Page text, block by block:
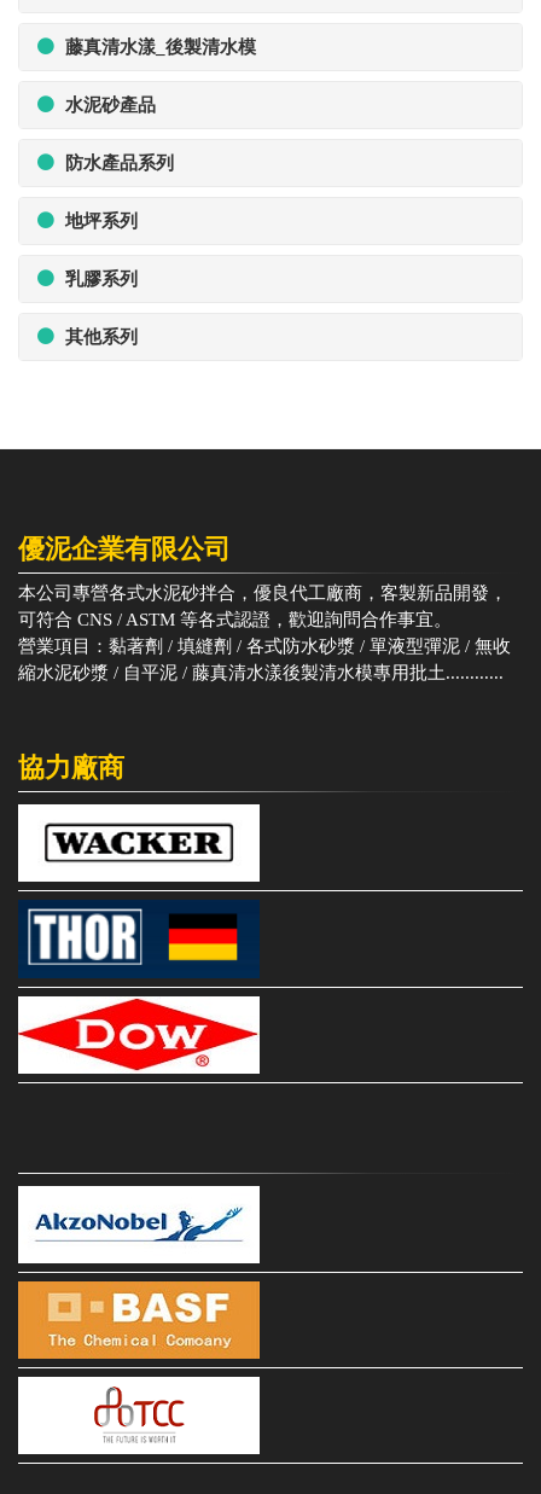
藤真清水漾_後製清水模
水泥砂產品
防水產品系列
地坪系列
乳膠系列
其他系列
優泥企業有限公司
本公司專營各式水泥砂拌合，優良代工廠商，客製新品開發，
可符合 CNS / ASTM 等各式認證，歡迎詢問合作事宜。
營業項目：黏著劑 / 填縫劑 / 各式防水砂漿 / 單液型彈泥 / 無收
縮水泥砂漿 / 自平泥 / 藤真清水漾後製清水模專用批土............
協力廠商